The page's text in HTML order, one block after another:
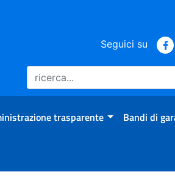
Seguici su
trasparente Bandi di